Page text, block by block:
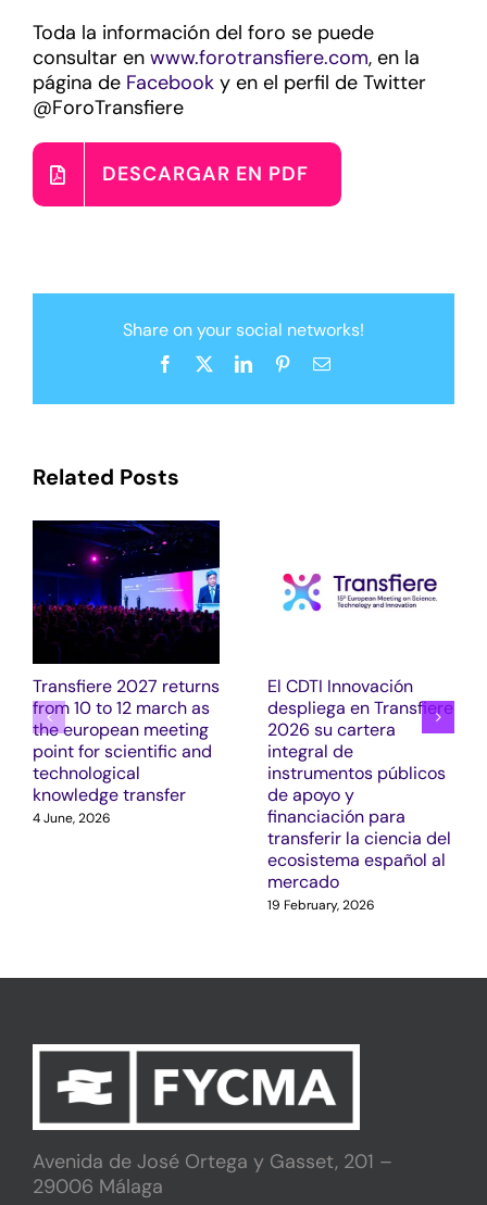
Toda la información del foro se puede
consultar en www.forotransfiere.com, en la
página de Facebook y en el perfil de Twitter
@ForoTransfiere
DESCARGAR EN PDF
Share on your social networks!
Facebook LinkedInPinterestEmail
Related Posts
Transfiere 2027 returns
from 10 to 12 march as
the european meeting
point for scientific and
technological
knowledge transfer
4 June, 2026
El CDTI Innovación
despliega en Transfiere
2026 su cartera
integral de
instrumentos públicos
de apoyo y
financiación para
transferir la ciencia del
ecosistema español al
mercado
19 February, 2026
Avenida de José Ortega y Gasset, 201 –
29006 Málaga